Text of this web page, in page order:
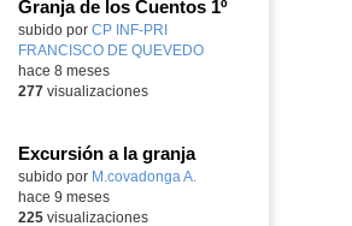
Granja de los Cuentos 1º
subido por CP INF-PRI
FRANCISCO DE QUEVEDO-
hace 8 meses
277visualizaciones
Excursión a la granja
Contenido educativo.
subido por M.covadonga A.
hace 9 meses
225visualizaciones